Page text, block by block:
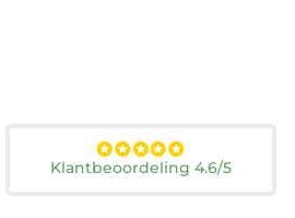
Klantbeoordeling 4.6/5